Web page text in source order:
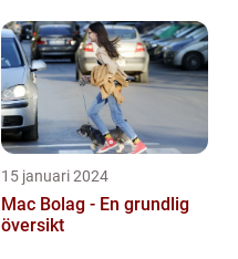
15 januari 2024
Mac Bolag - En grundlig
översikt